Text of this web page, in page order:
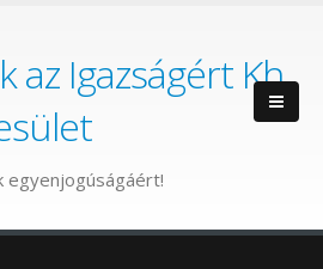
az Igazságért Kh.
egyenjogúságáért!